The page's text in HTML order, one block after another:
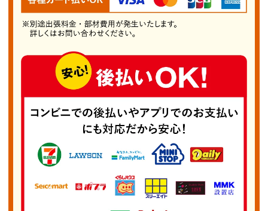
守るためにも、蜂の巣や蜂の飛来に不安があれ
ば、すぐに「成田市蜂の巣駆除PRO」までご連
トラブルにつながることがあります。当店の電話
相談は無料で、最適な対処法や概算料金を丁寧に
ご案内いたします。 私たち「成田市蜂の巣駆除
PRO」は地域に根ざした専門業者として、迅速
かつ確実な駆除を通じてお客様の安全と安心を守
ります。クロスズメバチ、オオスズメバチ、フタ
モンアシナガバチなど、蜂全般の巣の問題はぜひ
お任せください。蜂の巣を見つけたら自己判断せ
ず、お気軽にご相談ください。皆様の快適な暮ら